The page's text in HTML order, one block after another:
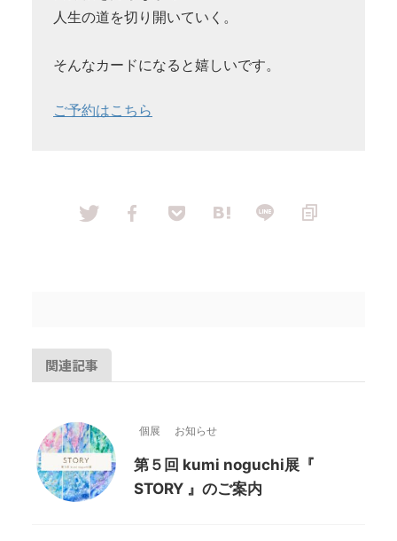
人生の道を切り開いていく。
そんなカードになると嬉しいです。
ご予約はこちら
関連記事
個展 お知らせ
第５回 kumi noguchi展『
STORY 』のご案内